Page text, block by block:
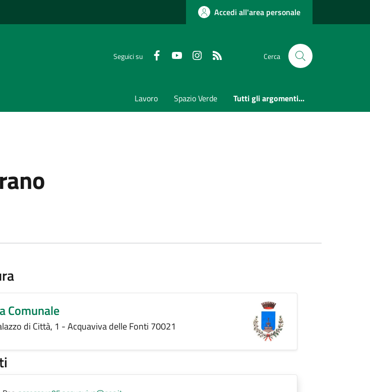
Accedi all'area personale
Seguici su FaceboookYoutubeInstagram Cerca
Lavoro Spazio Verde Tutti gli argomenti...
Comunale
di Città, 1 - Acquaviva delle Fonti 70021